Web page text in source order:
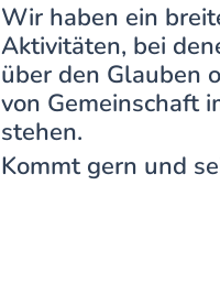
Wir haben ein
Aktivitäten, bei
über den Glauben
von Gemeinschaft
stehen.
Kommt gern und